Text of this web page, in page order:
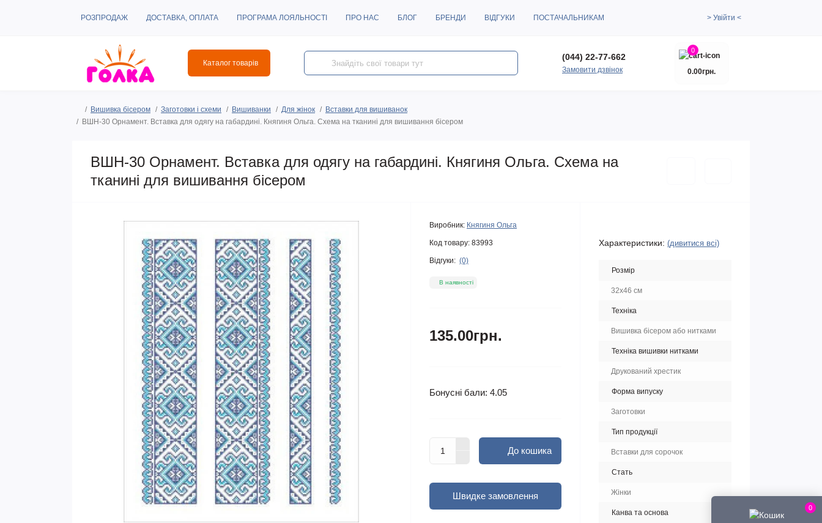
0
РОЗПРОДАЖ ДОСТАВКА, ОПЛАТА ПРОГРАМА ЛОЯЛЬНОСТІ ПРО НАС БЛОГ БРЕНДИ ВІДГУКИ ПОСТАЧАЛЬНИКАМ > Увійти <
Каталог товарів
(044) 22-77-662
Замовити дзвінок
0
0.00грн.
Вишивка бісером Заготовки і схеми Вишиванки Для жінок
Вставки для вишиванок
ВШН-30 Орнамент. Вставка для одягу на габардині. Княгиня Ольга. Схема на тканині для вишивання бісером
ВШН-30 Орнамент. Вставка для одягу на габардині. Княгиня Ольга. Схема на
тканині для вишивання бісером
Виробник: Княгиня Ольга
Код товару: 83993
Відгуки: (0)
В наявності
135.00грн.
Бонусні бали: 4.05
До кошика
Швидке замовлення
Характеристики: (дивитися всі)
Розмір
32х46 см
Техніка
Вишивка бісером або нитками
Техніка вишивки нитками
Друкований хрестик
Форма випуску
Заготовки
Тип продукції
Вставки для сорочок
Стать
Жінки
Канва та основа